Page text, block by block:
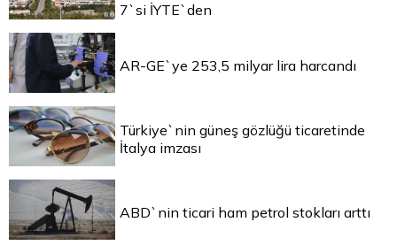
7`si İYTE`den
AR-GE`ye 253,5 milyar lira harcandı
Türkiye`nin güneş gözlüğü ticaretinde
İtalya imzası
ABD`nin ticari ham petrol stokları arttı